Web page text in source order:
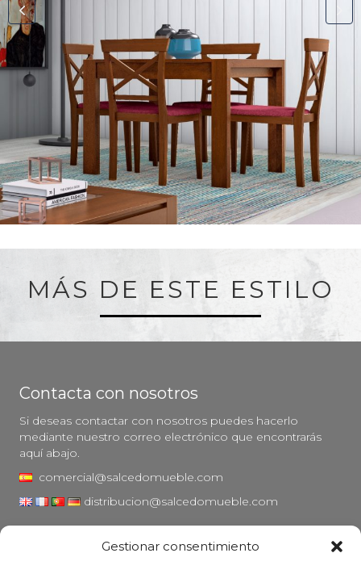
Gestionar consentimiento
MÁS DE ESTE ESTILO
Contacta con nosotros
Si deseas contactar con nosotros puedes hacerlo
mediante nuestro correo electrónico que encontrarás
aquí abajo.
comercial@salcedomueble.com
distribucion@salcedomueble.com